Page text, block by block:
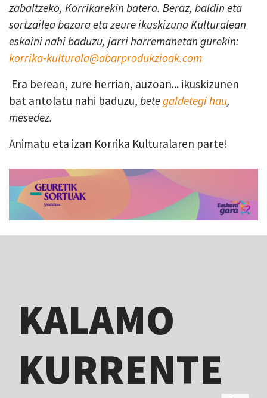
zabaltzeko, Korrikarekin batera. Beraz, baldin eta
sortzailea bazara eta zeure ikuskizuna Kulturalean
eskaini nahi baduzu, jarri harremanetan gurekin:
korrika-kulturala@abarprodukzioak.com
Era berean, zure herrian, auzoan... ikuskizunen
bat antolatu nahi baduzu, betegaldetegi hau,
mesedez.
Animatu eta izan Korrika Kulturalaren parte!
KALAMO
KURRENTE